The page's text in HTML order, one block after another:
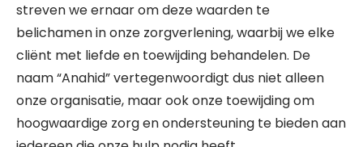
streven we ernaar om deze waarden te
belichamen in onze zorgverlening, waarbij we elke
cliënt met liefde en toewijding behandelen. De
naam “Anahid” vertegenwoordigt dus niet alleen
onze organisatie, maar ook onze toewijding om
hoogwaardige zorg en ondersteuning te bieden aan